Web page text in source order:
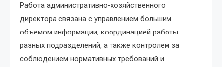
Работа административно-хозяйственного
директора связана с управлением большим
объемом информации, координацией работы
разных подразделений, а также контролем за
соблюдением нормативных требований и